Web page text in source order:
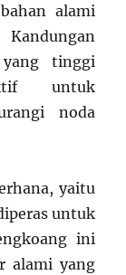
alami
tinggi
untuk
noda
yaitu
untuk
ini
alami yang